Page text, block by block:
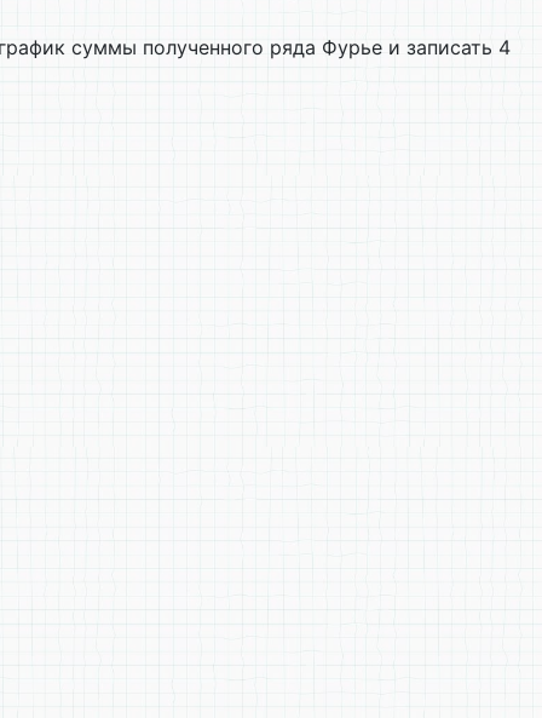
суммы полученного ряда Фурье и записать 4